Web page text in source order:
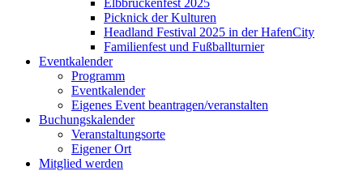
Elbbrückenfest 2025
Picknick der Kulturen
Headland Festival 2025 in der HafenCity
Familienfest und Fußballturnier
Eventkalender
Programm
Eventkalender
Eigenes Event beantragen/veranstalten
Buchungskalender
Veranstaltungsorte
Eigener Ort
Mitglied werden